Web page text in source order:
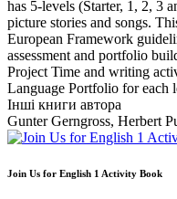
has 5-levels (Starter, 1, 2, 3
picture stories and songs.
European Framework
assessment and portfolio
Project Time and writing
Language Portfolio for each
Інші книги автора
Gunter Gerngross, Herbert
Join Us for English 1 Activity Book